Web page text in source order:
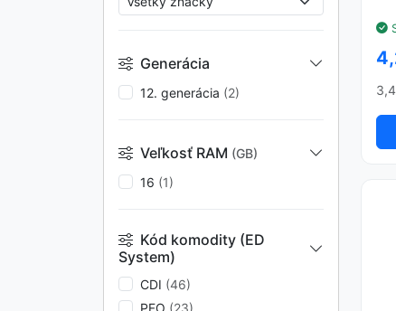
Generácia
12. generácia (2)
Veľkosť RAM (GB)
16 (1)
Kód komodity (ED
System)
CDI (46)